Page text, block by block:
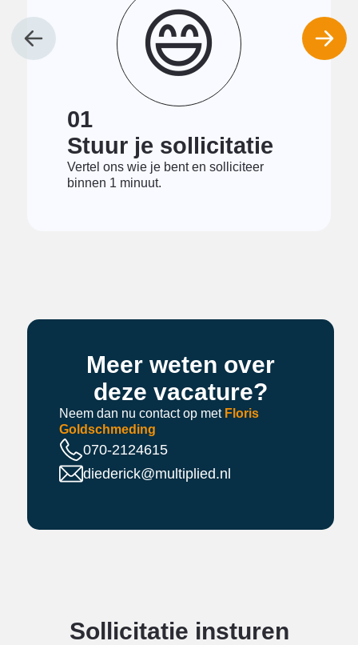
😄
01
Stuur je sollicitatie
Vertel ons wie je bent en solliciteer
binnen 1 minuut.
Meer weten over
deze vacature?
Neem dan nu contact op met Floris
Goldschmeding
070-2124615
diederick@multiplied.nl
Sollicitatie insturen